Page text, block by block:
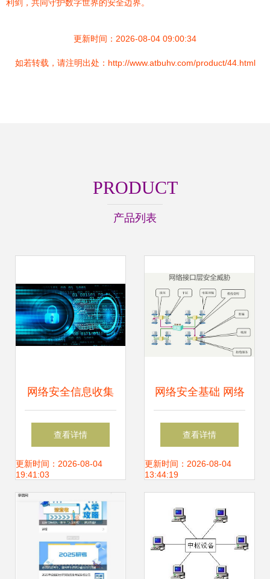
利剑，共同守护数字世界的安全边界。
更新时间：2026-08-04 09:00:34
如若转载，请注明出处：http://www.atbuhv.com/product/44.html
PRODUCT
产品列表
网络安全信息收集
知识大总结 从防护
到开发实践
查看详情
更新时间：2026-08-04
19:41:03
网络安全基础 网络
协议与安全威胁在
软件开发中的核心
查看详情
更新时间：2026-08-04
13:44:19